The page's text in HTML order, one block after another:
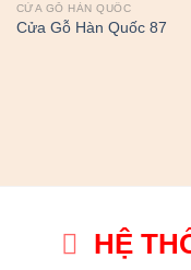
CỬA GỖ HÀN QUỐC
Cửa Gỗ Hàn Quốc 87
HỆ